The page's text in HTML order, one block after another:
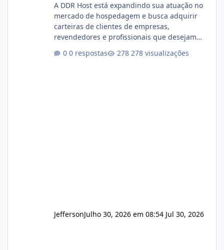
A DDR Host está expandindo sua atuação no
mercado de hospedagem e busca adquirir
carteiras de clientes de empresas,
revendedores e profissionais que desejam
operação. Se você possui clientes ativos de
0 respostas 278 visualizações
JeffersonJulho 30, 2026 em 08:54 Jul 30, 2026